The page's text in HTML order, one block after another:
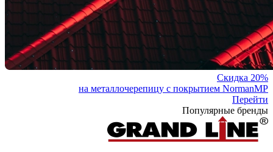
Скидка 20%
на металлочерепицу с покрытием NormanMP
Перейти
Популярные бренды